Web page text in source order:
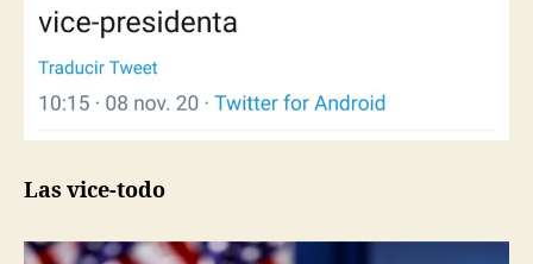
Las vice-todo